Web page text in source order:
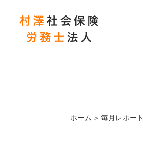
ホーム 毎月レポート